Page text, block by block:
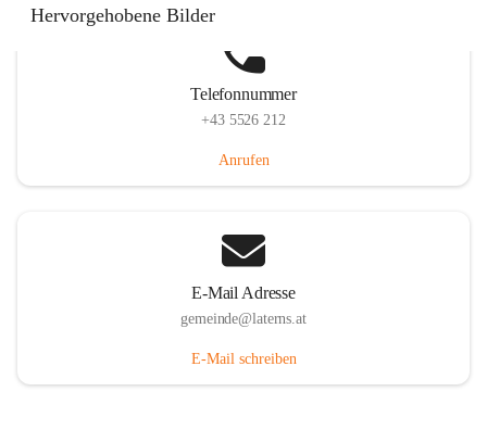
Hervorgehobene Bilder
Telefonnummer
+43 5526 212
Anrufen
E-Mail Adresse
gemeinde@laterns.at
E-Mail schreiben